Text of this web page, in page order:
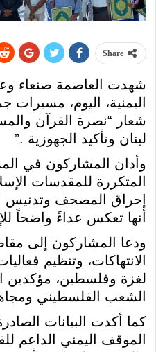
Share
شهدت العاصمة صنعاء
اليمنية، اليوم،
شعار “نصرة القرآن
لبنان وتأكيد الجهوزية .”
وأدان المشاركون في
المتكررة للمقدسات
إحراق المصحف وتدنيس
أنها تعكس عداءً واضحاً
ودعا المشاركون إلى
الانتهاكات، وتنظيم
لغزة وفلسطين، مؤكدين
الشعب الفلسطيني
كما أكدت البيانات
الموقف اليمني الداعم